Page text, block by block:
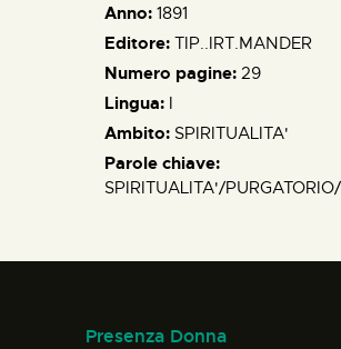
Anno: 1891
Editore: TIP..IRT.MANDER
Numero pagine: 29
Lingua: I
Ambito: SPIRITUALITA'
Parole chiave:
SPIRITUALITA'/
Presenza Donna